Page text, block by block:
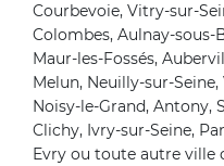
Courbevoie, Vitry-sur-
Colombes, Aulnay-sous-
Maur-les-Fossés,
Melun, Neuilly-sur-
Noisy-le-Grand, Antony,
Clichy, Ivry-sur-Seine,
Evry ou toute autre ville